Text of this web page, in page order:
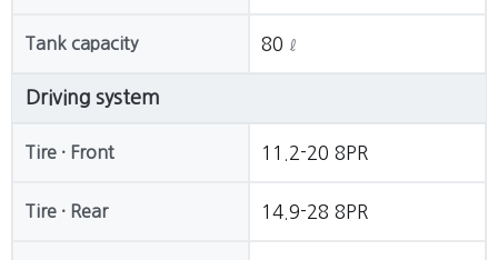
Tank capacity 80 ℓ
Driving system
Tire · Front 11.2-20 8PR
Tire · Rear 14.9-28 8PR